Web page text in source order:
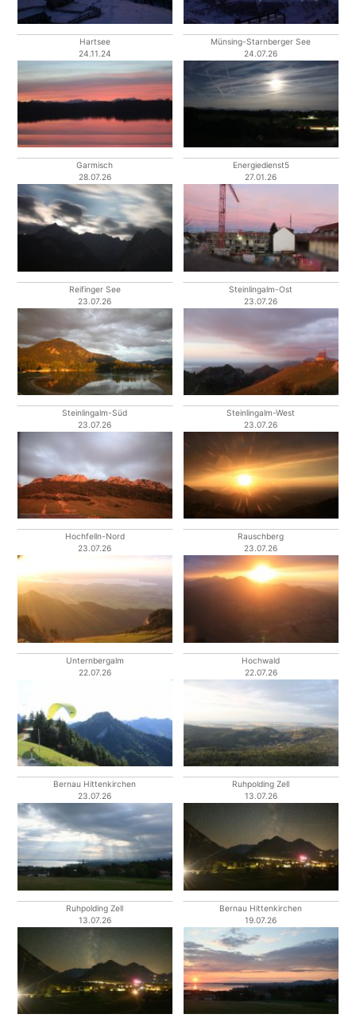
Hartsee
24.11.24
Münsing-Starnberger See
24.07.26
Garmisch
28.07.26
Energiedienst5
27.01.26
Reifinger See
23.07.26
Steinlingalm-Ost
23.07.26
Steinlingalm-Süd
23.07.26
Steinlingalm-West
23.07.26
Hochfelln-Nord
23.07.26
Rauschberg
23.07.26
Unternbergalm
22.07.26
Hochwald
22.07.26
Bernau Hittenkirchen
23.07.26
Ruhpolding Zell
13.07.26
Ruhpolding Zell
13.07.26
Bernau Hittenkirchen
19.07.26